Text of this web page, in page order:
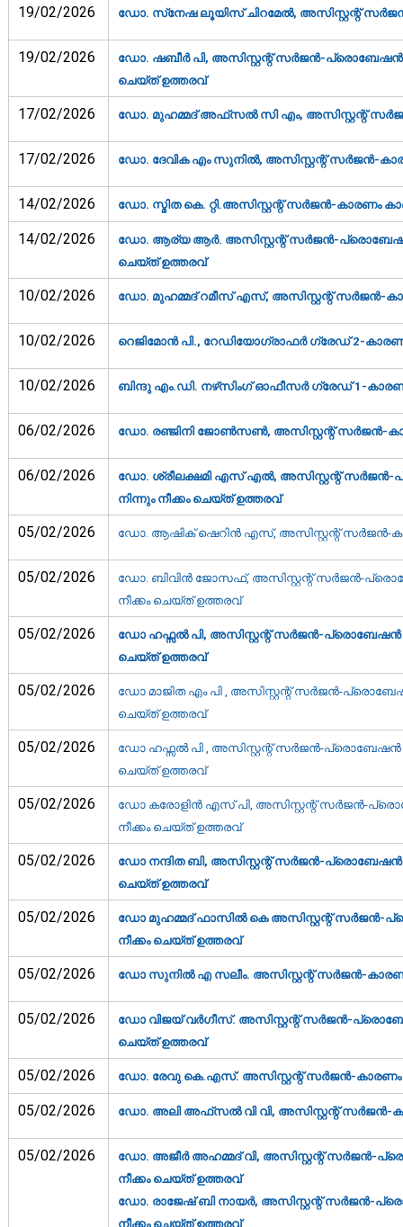
19/02/2026 ഡോ. സ്‌നേഷ ലൂയിസ് ചിറമേല്‍, അസിസ്റ്റന്റ്
19/02/2026
ഡോ. ഷബീര്‍ പി, അസിസ്റ്റന്റ് സര്‍ജന്‍-പ്രൊബേഷന്‍
ചെയ്ത് ഉത്തരവ്‌
17/02/2026 ഡോ. മുഹമ്മദ് അഫ്‌സല്‍ സി എം, അസിസ്റ്റന്റ്
17/02/2026 ഡോ. ദേവിക എം സുനില്‍, അസിസ്റ്റന്റ് സര്‍ജന്‍-
14/02/2026 ഡോ. സ്മിത കെ. റ്റി.അസിസ്റ്റന്റ് സര്‍ജന്‍-കാരണം
14/02/2026
ഡോ. ആര്യ ആർ. അസിസ്റ്റന്റ് സര്‍ജന്‍-പ്രൊബേഷന്‍
ചെയ്ത് ഉത്തരവ്‌
10/02/2026 ഡോ. മുഹമ്മദ് റമീസ് എസ്, അസിസ്റ്റന്റ് സര്‍ജന്‍-
10/02/2026 റെജിമോന്‍ പി., റേഡിയോഗ്രാഫര്‍ ഗ്രേഡ് 2-
10/02/2026 ബിന്ദു എം.ഡി. നഴ്‌സിംഗ് ഓഫീസര്‍ ഗ്രേഡ് 1-
06/02/2026 ഡോ. രഞ്ജിനി ജോണ്‍സണ്‍, അസിസ്റ്റന്റ് സര്‍ജന്‍-
06/02/2026
ഡോ. ശ്രീലക്ഷമി എസ് എല്‍, അസിസ്റ്റന്റ് സര്‍ജന്‍-
നിന്നും നീക്കം ചെയ്ത് ഉത്തരവ്‌
05/02/2026 ഡോ. ആഷിക് ഷെറിന്‍ എസ്‌, അസിസ്റ്റന്റ് സര്‍ജന്‍-
05/02/2026
ഡോ. ബിവിന്‍ ജോസഫ്, അസിസ്റ്റന്റ് സര്‍ജന്‍-
നീക്കം ചെയ്ത് ഉത്തരവ്‌
05/02/2026
ഡോ ഹഫ്സൽ പി, അസിസ്റ്റന്റ് സര്‍ജന്‍-പ്രൊബേഷന്‍
ചെയ്ത് ഉത്തരവ്‌
05/02/2026
ഡോ മാജിത എം പി , അസിസ്റ്റന്റ് സര്‍ജന്‍-
ചെയ്ത് ഉത്തരവ്‌
05/02/2026
ഡോ ഹഫ്സൽ പി , അസിസ്റ്റന്റ് സര്‍ജന്‍-പ്രൊബേഷന്‍
ചെയ്ത് ഉത്തരവ്‌
05/02/2026
ഡോ കരോളിൻ എസ് പി, അസിസ്റ്റന്റ് സര്‍ജന്‍-
നീക്കം ചെയ്ത് ഉത്തരവ്‌
05/02/2026
ഡോ നന്ദിത ബി, അസിസ്റ്റന്റ് സര്‍ജന്‍-പ്രൊബേഷന്‍
ചെയ്ത് ഉത്തരവ്‌
05/02/2026
ഡോ മുഹമ്മദ് ഫാസിൽ കെ അസിസ്റ്റന്റ് സര്‍ജന്‍-
നീക്കം ചെയ്ത് ഉത്തരവ്‌
05/02/2026 ഡോ സുനിൽ എ സലീം. അസിസ്റ്റന്റ് സര്‍ജന്‍-
05/02/2026
ഡോ വിജയ് വർഗീസ്. അസിസ്റ്റന്റ് സര്‍ജന്‍-
ചെയ്ത് ഉത്തരവ്‌
05/02/2026 ഡോ. രേവു കെ.എസ്. അസിസ്റ്റന്റ് സര്‍ജന്‍-കാരണം
05/02/2026 ഡോ. അലി അഫ്‌സല്‍ വി വി, അസിസ്റ്റന്റ് സര്‍ജന്‍-
05/02/2026
ഡോ. അജീര്‍ അഹമ്മദ് വി, അസിസ്റ്റന്റ് സര്‍ജന്‍-
നീക്കം ചെയ്ത് ഉത്തരവ്‌
ഡോ. രാജേഷ് ബി നായര്‍, അസിസ്റ്റന്റ് സര്‍ജന്‍-
നീക്കം ചെയ്ത് ഉത്തരവ്‌